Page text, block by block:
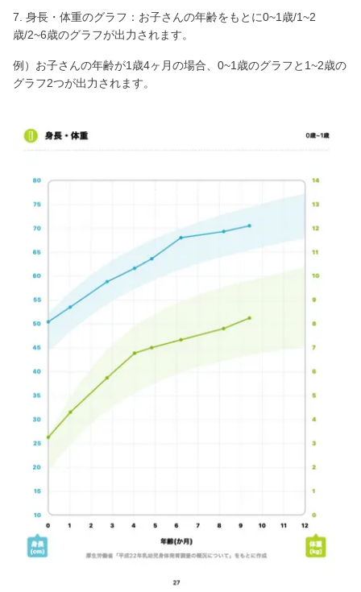
7. 身長・体重のグラフ：お子さんの年齢をもとに0~1歳/1~2
歳/2~6歳のグラフが出力されます。
例）お子さんの年齢が1歳4ヶ月の場合、0~1歳のグラフと1~2歳の
グラフ2つが出力されます。